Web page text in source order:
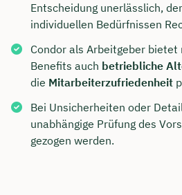
Entscheidung unerlässlich,
individuellen Bedürfnissen
Condor als Arbeitgeber bietet
Benefits auch betriebliche
die Mitarbeiterzufriedenheit
Bei Unsicherheiten oder
unabhängige Prüfung des
gezogen werden.